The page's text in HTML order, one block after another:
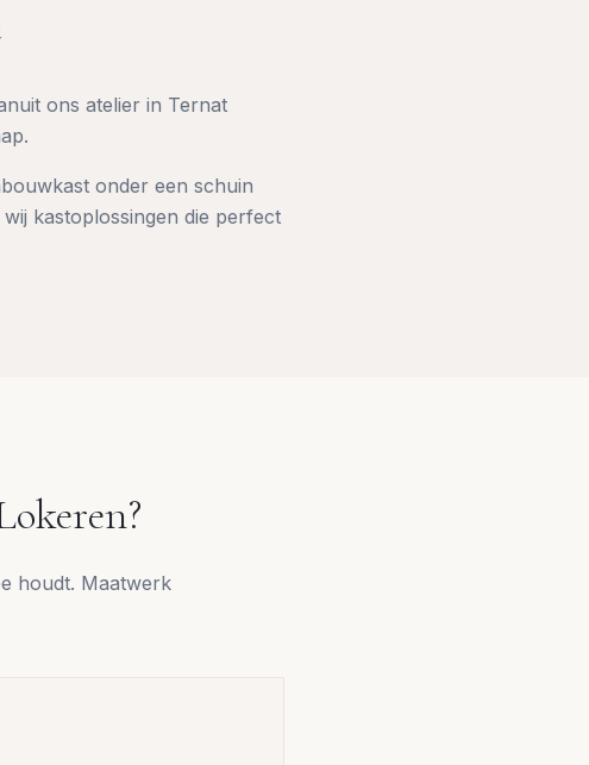
ons atelier in Ternat
onder een schuin
kastoplossingen die perfect
?
houdt. Maatwerk